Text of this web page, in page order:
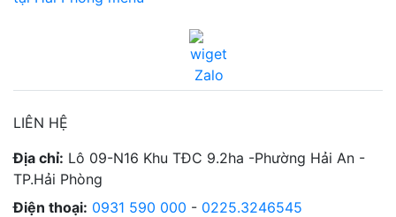
LIÊN HỆ
Địa chỉ: Lô 09-N16 Khu TĐC 9.2ha -Phường Hải An -
TP.Hải Phòng
Điện thoại: 0931 590 000 - 0225.3246545